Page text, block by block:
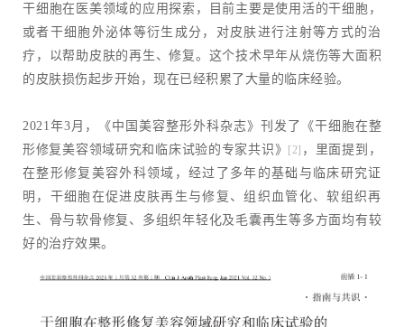
干细胞在医美领域的应用探索，目前主要是使用活的干细胞，
或者干细胞外泌体等衍生成分，对皮肤进行注射等方式的治
疗，以帮助皮肤的再生、修复。这个技术早年从烧伤等大面积
的皮肤损伤起步开始，现在已经积累了大量的临床经验。
2021年3月，《中国美容整形外科杂志》刊发了《干细胞在整
形修复美容领域研究和临床试验的专家共识》 [2] ，里面提到，
在整形修复美容外科领域，经过了多年的基础与临床研究证
明，干细胞在促进皮肤再生与修复、组织血管化、软组织再
生、骨与软骨修复、多组织年轻化及毛囊再生等多方面均有较
好的治疗效果。